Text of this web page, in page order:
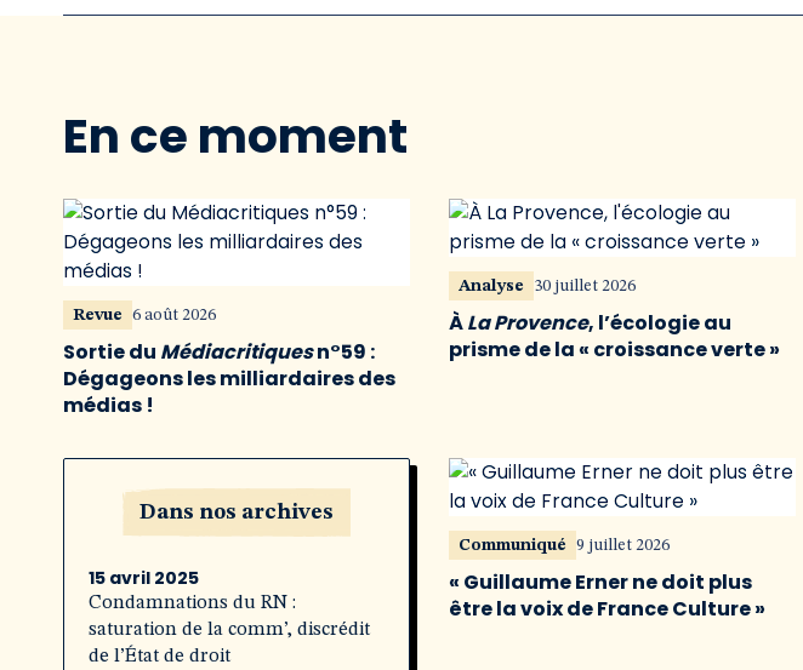
En ce moment
Revue 6 août 2026
Sortie du Médiacritiquesn°59 :
Dégageons les milliardaires des
médias !
Analyse 30 juillet 2026
ÀLa Provence, l’écologie au
prisme de la « croissance verte »
Dans nos archives
15 avril 2025
Condamnations du RN :
saturation de la comm’, discrédit
de l’État de droit
Communiqué 9 juillet 2026
« Guillaume Erner ne doit plus
être la voix de France Culture »